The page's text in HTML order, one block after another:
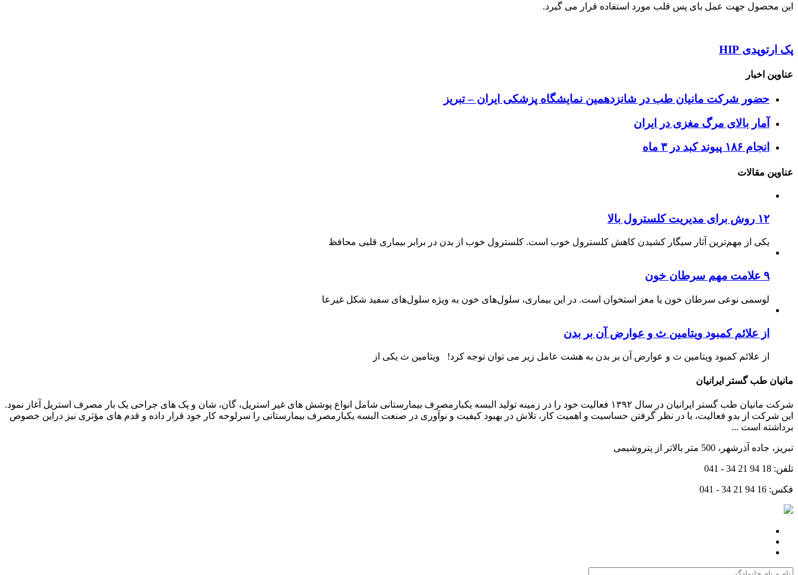
این محصول جهت عمل بای پس قلب مورد استفاده قرار می گیرد.
پک ارتوپدی HIP
عناوین اخبار
حضور شرکت مانیان طب در شانزدهمین نمایشگاه پزشکی ایران – تبریز
آمار بالای مرگ مغزی در ایران
انجام ۱۸۶ پیوند کبد در ۳ ماه
عناوین مقالات
۱۲ روش برای مدیریت کلسترول بالا
یکی از مهم‌ترین آثار سیگار کشیدن کاهش کلسترول خوب است. کلسترول خوب از بدن در برابر بیماری قلبی محافظ
۹ علامت مهم سرطان خون
لوسمی نوعی سرطان خون یا مغز استخوان است. در این بیماری، سلول‌های خون به ویژه سلول‌های سفید شکل غیرعا
از علائم کمبود ویتامین ث و عوارض آن بر بدن
از علائم کمبود ویتامین ث و عوارض آن بر بدن به هشت عامل زیر می توان توجه کرد! ویتامین ث یکی از
مانیان طب گستر ایرانیان
شرکت مانیان طب گستر ایرانیان در سال ۱۳۹۲ فعالیت خود را در زمینه تولید البسه یکبارمصرف بیمارستانی شامل انواع پوشش های غیر استریل، گان، شان و پک های جراحی یک بار مصرف استریل آغاز نمود.
این شرکت از بدو فعالیت، با در نظر گرفتن حساسیت و اهمیت کار، تلاش در بهبود کیفیت و نوآوری در صنعت البسه یکبارمصرف بیمارستانی را سرلوحه کار خود قرار داده و قدم های مؤثری نیز دراین خصوص
برداشته است ...
تبریز، جاده آذرشهر، 500 متر بالاتر از پتروشیمی
تلفن: 041 - 34 21 94 18
فکس: 041 - 34 21 94 16